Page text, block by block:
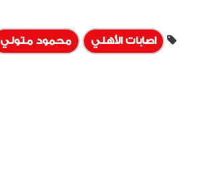
اصابات الأهلي محمود متولي